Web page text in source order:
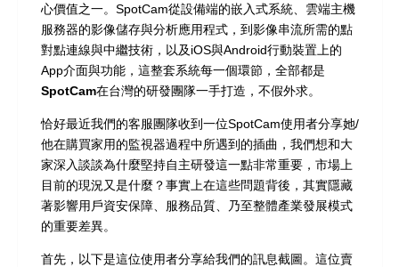
心價值之一。SpotCam從設備端的嵌入式系統、雲端主機
服務器的影像儲存與分析應用程式，到影像串流所需的點
對點連線與中繼技術，以及iOS與Android行動裝置上的
App介面與功能，這整套系統每一個環節， 全部都是
SpotCam在台灣的研發團隊一手打造 ，不假外求。
恰好最近我們的客服團隊收到一位SpotCam使用者分享她/
他在購買家用的監視器過程中所遇到的插曲，我們想和大
家深入談談為什麼堅持自主研發這一點非常重要，市場上
目前的現況又是什麼？事實上在這些問題背後，其實隱藏
著影響用戶資安保障、服務品質、乃至整體產業發展模式
的重要差異。
首先，以下是這位使用者分享給我們的訊息截圖。這位賣